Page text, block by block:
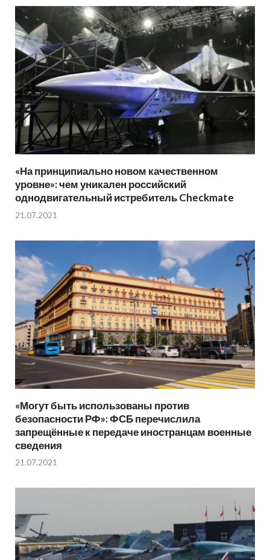
«На принципиально новом качественном
уровне»: чем уникален российский
однодвигательный истребитель Checkmate
21.07.2021
«Могут быть использованы против
безопасности РФ»: ФСБ перечислила
запрещённые к передаче иностранцам военные
сведения
21.07.2021